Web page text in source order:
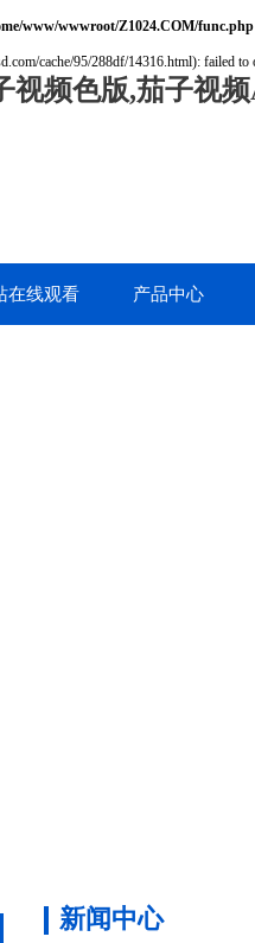
www/wwwroot/Z1024.COM/func.php
cache/95/288df/14316.html): failed
视频色版,茄子视
在线观看 产品中心
新闻中心